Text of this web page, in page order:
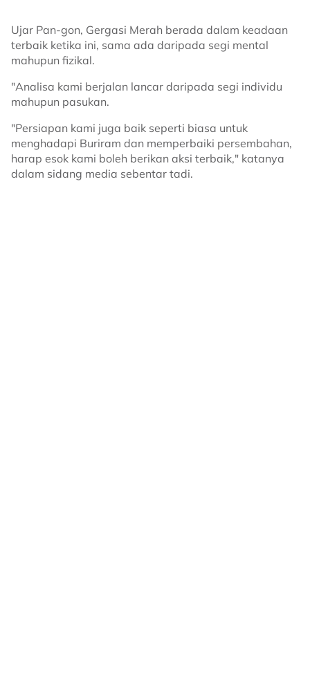
Ujar Pan-gon, Gergasi Merah berada dalam keadaan
terbaik ketika ini, sama ada daripada segi mental
mahupun fizikal.
"Analisa kami berjalan lancar daripada segi individu
mahupun pasukan.
"Persiapan kami juga baik seperti biasa untuk
menghadapi Buriram dan memperbaiki persembahan,
harap esok kami boleh berikan aksi terbaik," katanya
dalam sidang media sebentar tadi.